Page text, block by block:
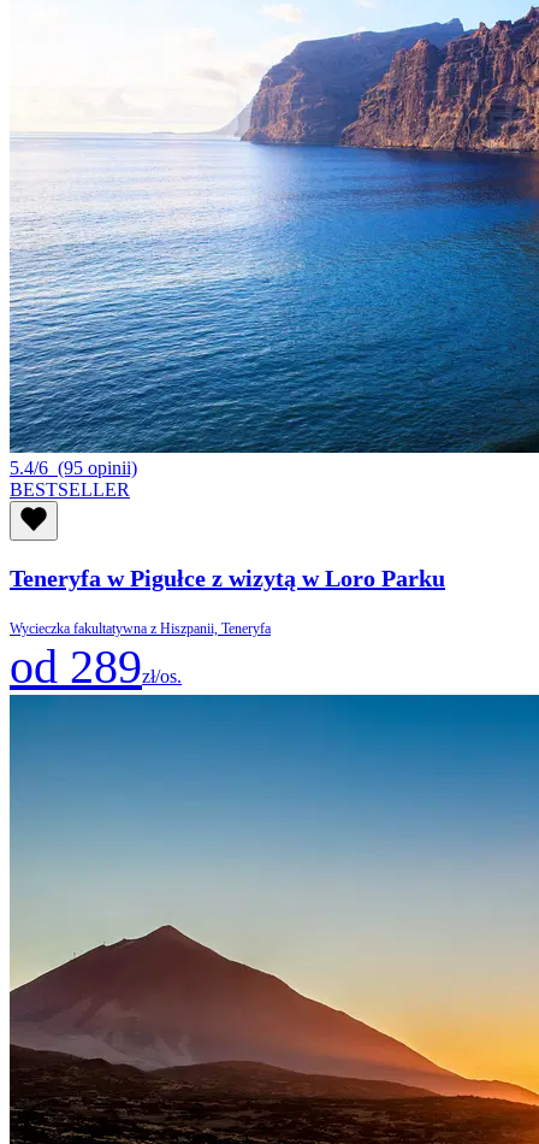
5.4/6 (95 opinii)
BESTSELLER
Teneryfa w Pigułce z wizytą w Loro Parku
Wycieczka fakultatywna z Hiszpanii, Teneryfa
od 289zł/os.